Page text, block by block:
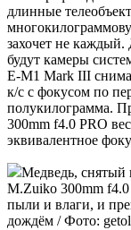
длинные
захочет не
будут камеры
E-M1 Mark III
к/с с фокусом по
полукилограмма.
300mm f4.0 PRO
эквивалентное
Медведь, снятый
M.Zuiko 300mm
пыли и влаги, и
дождём / Фото: